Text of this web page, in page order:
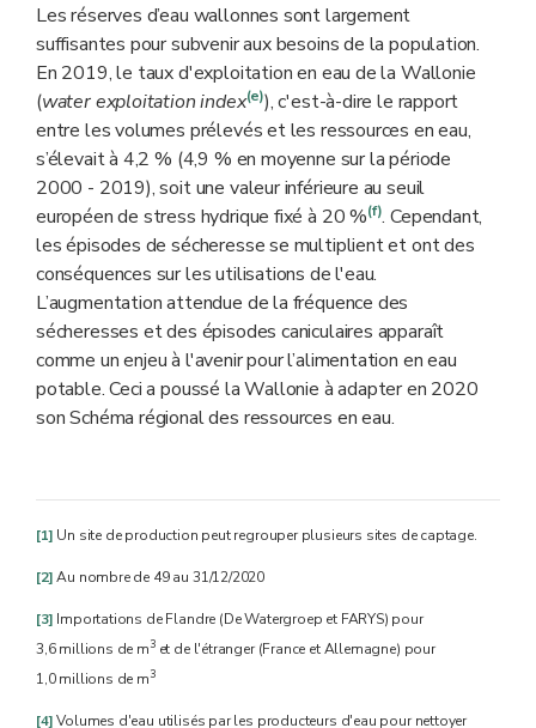
Les réserves d’eau wallonnes sont largement
suffisantes pour subvenir aux besoins de la population.
En 2019, le taux d'exploitation en eau de la Wallonie
(water exploitation index(e)), c'est-à-dire le rapport
entre les volumes prélevés et les ressources en eau,
s’élevait à 4,2 % (4,9 % en moyenne sur la période
2000 - 2019), soit une valeur inférieure au seuil
européen de stress hydrique fixé à 20 %(f). Cependant,
les épisodes de sécheresse se multiplient et ont des
conséquences sur les utilisations de l'eau.
L’augmentation attendue de la fréquence des
sécheresses et des épisodes caniculaires apparaît
comme un enjeu à l'avenir pour l’alimentation en eau
potable. Ceci a poussé la Wallonie à adapter en 2020
son Schéma régional des ressources en eau.
[1] Un site de production peut regrouper plusieurs sites de captage.
[2]Au nombre de 49 au 31/12/2020
[3] Importations de Flandre (De Watergroep et FARYS) pour
3,6 millions de m3et de l'étranger (France et Allemagne) pour
1,0 millions de m3
[4]Volumes d'eau utilisés par les producteurs d'eau pour nettoyer